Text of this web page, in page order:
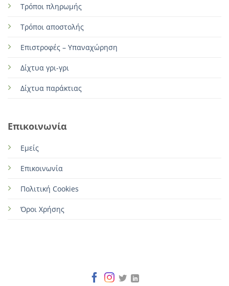
Τρόποι πληρωμής
Τρόποι αποστολής
Επιστροφές – Υπαναχώρηση
Δίχτυα γρι-γρι
Δίχτυα παράκτιας
Επικοινωνία
Εμείς
Επικοινωνία
Πολιτική Cookies
Όροι Χρήσης